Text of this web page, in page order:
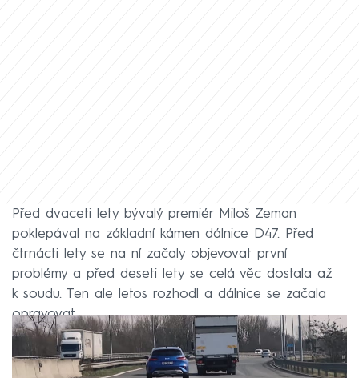
Před dvaceti lety bývalý premiér Miloš Zeman
poklepával na základní kámen dálnice D47. Před
čtrnácti lety se na ní začaly objevovat první
problémy a před deseti lety se celá věc dostala až
k soudu. Ten ale letos rozhodl a dálnice se začala
opravovat.